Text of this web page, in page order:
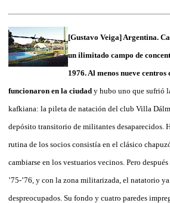
[Gustavo Veiga] Argentina.
un ilimitado campo de
1976. Al menos nueve
funcionaron en la ciudad y hubo uno que sufrió
kafkiana: la pileta de natación del club Villa
depósito transitorio de militantes desaparecidos.
rutina de los socios consistía en el clásico
cambiarse en los vestuarios vecinos. Pero
’75-’76, y con la zona militarizada, el natatorio
despreocupados. Su fondo y cuatro paredes